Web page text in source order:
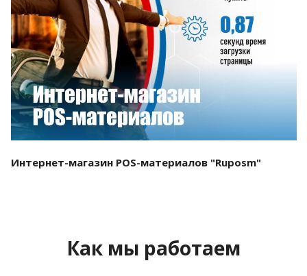
Смотреть проект
Интернет-магазин POS-материалов "Ruposm"
Как мы работаем